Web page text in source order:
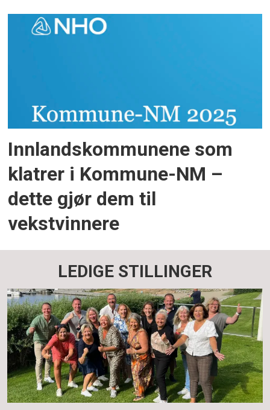
Innlandskommunene som
klatrer i Kommune-NM –
dette gjør dem til
vekstvinnere
LEDIGE STILLINGER